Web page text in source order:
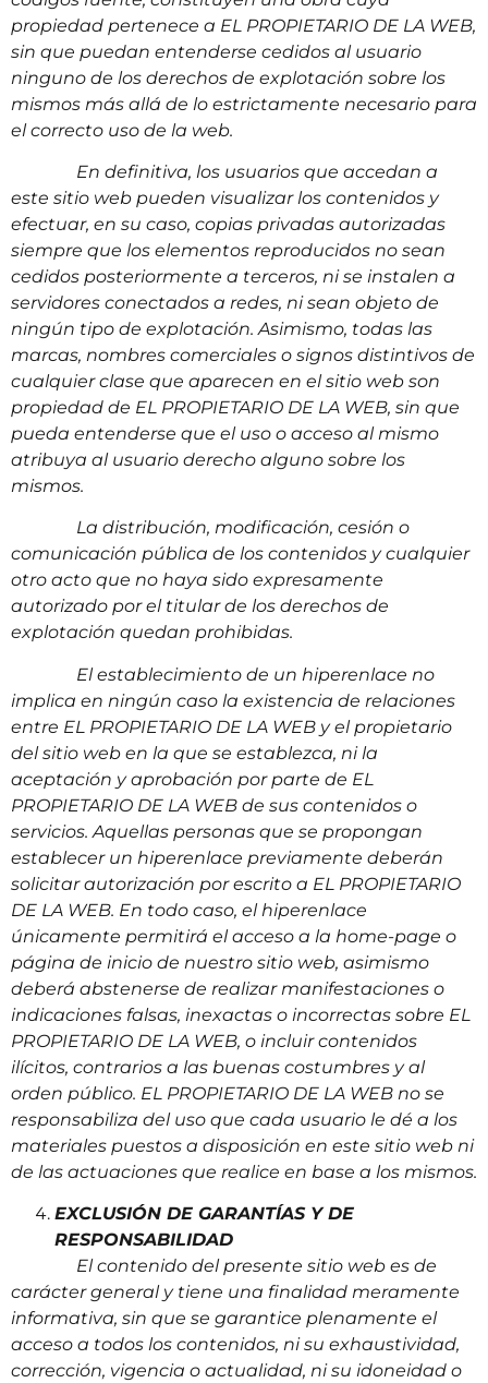
propiedad pertenece a EL PROPIETARIO DE LA WEB,
sin que puedan entenderse cedidos al usuario
ninguno de los derechos de explotación sobre los
mismos más allá de lo estrictamente necesario para
el correcto uso de la web.
En definitiva, los usuarios que accedan a
este sitio web pueden visualizar los contenidos y
efectuar, en su caso, copias privadas autorizadas
siempre que los elementos reproducidos no sean
cedidos posteriormente a terceros, ni se instalen a
servidores conectados a redes, ni sean objeto de
ningún tipo de explotación. Asimismo, todas las
marcas, nombres comerciales o signos distintivos de
cualquier clase que aparecen en el sitio web son
propiedad de EL PROPIETARIO DE LA WEB, sin que
pueda entenderse que el uso o acceso al mismo
atribuya al usuario derecho alguno sobre los
mismos.
La distribución, modificación, cesión o
comunicación pública de los contenidos y cualquier
otro acto que no haya sido expresamente
autorizado por el titular de los derechos de
explotación quedan prohibidas.
El establecimiento de un hiperenlace no
implica en ningún caso la existencia de relaciones
entre EL PROPIETARIO DE LA WEB y el propietario
del sitio web en la que se establezca, ni la
aceptación y aprobación por parte de EL
PROPIETARIO DE LA WEB de sus contenidos o
servicios. Aquellas personas que se propongan
establecer un hiperenlace previamente deberán
solicitar autorización por escrito a EL PROPIETARIO
DE LA WEB. En todo caso, el hiperenlace
únicamente permitirá el acceso a la home-page o
página de inicio de nuestro sitio web, asimismo
deberá abstenerse de realizar manifestaciones o
indicaciones falsas, inexactas o incorrectas sobre EL
PROPIETARIO DE LA WEB, o incluir contenidos
ilícitos, contrarios a las buenas costumbres y al
orden público. EL PROPIETARIO DE LA WEB no se
responsabiliza del uso que cada usuario le dé a los
materiales puestos a disposición en este sitio web ni
de las actuaciones que realice en base a los mismos.
EXCLUSIÓN DE GARANTÍAS Y DE
RESPONSABILIDAD
El contenido del presente sitio web es de
carácter general y tiene una finalidad meramente
informativa, sin que se garantice plenamente el
acceso a todos los contenidos, ni su exhaustividad,
corrección, vigencia o actualidad, ni su idoneidad o